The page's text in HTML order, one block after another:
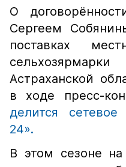
О
Сергеем
поставках
Астраханской
в ходе пресс-
делится
24».
В этом сезоне